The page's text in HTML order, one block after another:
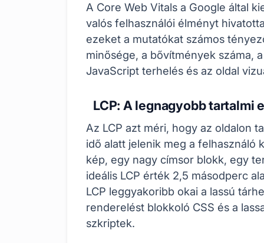
A Core Web Vitals a Google által
valós felhasználói élményt
ezeket a mutatókat számos
minősége, a bővítmények száma,
JavaScript terhelés és az oldal
LCP: A legnagyobb tartalmi
Az LCP azt méri, hogy az oldalon
idő alatt jelenik meg a felhasználó
kép, egy nagy címsor blokk, egy
ideális LCP érték 2,5 másodperc
LCP leggyakoribb okai a lassú
renderelést blokkoló CSS és a
szkriptek.